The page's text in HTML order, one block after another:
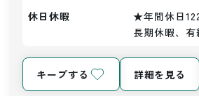
休日休暇
★年間休日
長期休暇、有
キープする 詳細を見る